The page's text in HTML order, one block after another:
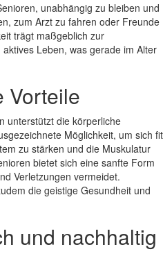
unabhängig zu bleiben und
zum Arzt zu fahren oder Freunde
trägt maßgeblich zur
Leben, was gerade im Alter
Vorteile
unterstützt die körperliche
Möglichkeit, um sich fit
zu stärken und die Muskulatur
bietet sich eine sanfte Form
Verletzungen vermeidet.
die geistige Gesundheit und
und nachhaltig